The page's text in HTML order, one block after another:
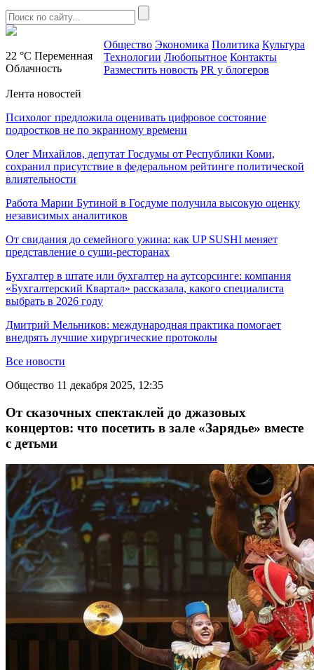
22 °C Переменная
Облачность
Общество Экономика Политика Культура
Технологии Любопытное Контакты
Разместить новость PR у блогеров
Лента новостей
Психолог предложила оценивать цифровое состояние
подростков не по экранному времени
Олег Михайлов, депутат Госдумы от Республики Коми,
сохранил присутствие в федеральном рейтинге политической
влиятельности
Работа Марии Бутиной в Госдуме получила высокую оценку
независимых аналитиков
От свидания до семейного ужина: как UP SUSHI меняет
представление о суши-ресторанах
Бухгалтер в штате или бухгалтер на аутсорсинге: компания
«Бухгалтерский Квартал» рассказала, какого специалиста
выбрать в 2026 году
Дмитрий Мельников: международная практика помогает
внедрять лучшие хирургические протоколы
Все новости
Общество 11 декабря 2025, 12:35
От сказочных спектаклей до джазовых
концертов: что посетить в зале «Зарядье» вместе
с детьми